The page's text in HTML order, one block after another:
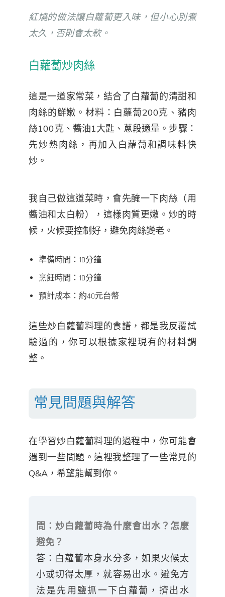
紅燒的做法讓白蘿蔔更入味，但小心別煮
太久，否則會太軟。
白蘿蔔炒肉絲
這是一道家常菜，結合了白蘿蔔的清甜和
肉絲的鮮嫩。材料：白蘿蔔200克、豬肉
絲100克、醬油1大匙、蔥段適量。步驟：
先炒熟肉絲，再加入白蘿蔔和調味料快
炒。
我自己做這道菜時，會先醃一下肉絲（用
醬油和太白粉），這樣肉質更嫩。炒的時
候，火候要控制好，避免肉絲變老。
準備時間：10分鐘
烹飪時間：10分鐘
預計成本：約40元台幣
這些炒白蘿蔔料理的食譜，都是我反覆試
驗過的，你可以根據家裡現有的材料調
整。
常見問題與解答
在學習炒白蘿蔔料理的過程中，你可能會
遇到一些問題。這裡我整理了一些常見的
Q&A，希望能幫到你。
問：炒白蘿蔔時為什麼會出水？怎麼
避免？
答：白蘿蔔本身水分多，如果火候太
小或切得太厚，就容易出水。避免方
法是先用鹽抓一下白蘿蔔，擠出水